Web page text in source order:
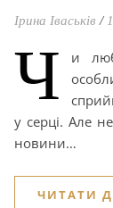
Ірина Іваськів /
Ч
и
у серці. Але
новини…
ЧИТАТИ